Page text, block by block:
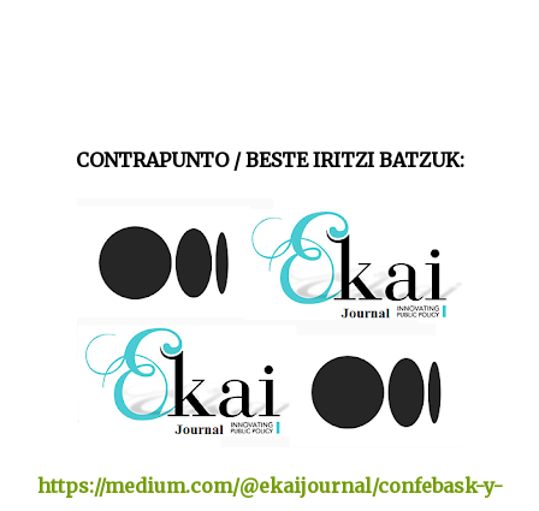
CONTRAPUNTO / BESTE IRITZI BATZUK:
https://medium.com/@ekaijournal/confebask-y-